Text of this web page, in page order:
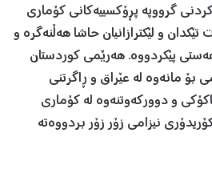
گرووپە پڕۆکسییەکانی کۆماری
و لێکترازانیان حاشا هەڵنەگرە و
هەستی پێکردووە. هەرێمی کوردستان
بۆ مانەوە له عێراق و ڕاگرتنی
و دوورکەوتنەوە له کۆماری
نیزامی زۆر زۆر بردووەتە